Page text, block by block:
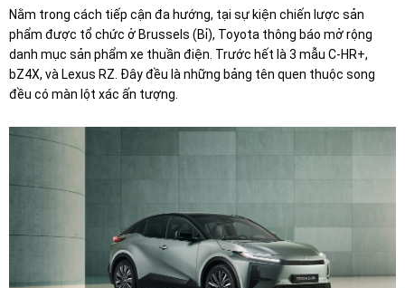
Nằm trong cách tiếp cận đa hướng, tại sự kiện chiến lược sản
phẩm được tổ chức ở Brussels (Bỉ), Toyota thông báo mở rộng
danh mục sản phẩm xe thuần điện. Trước hết là 3 mẫu C-HR+,
bZ4X, và Lexus RZ. Đây đều là những bảng tên quen thuộc song
đều có màn lột xác ấn tượng.